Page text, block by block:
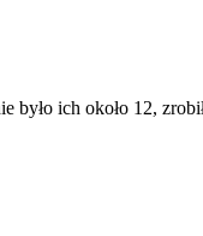
było ich około 12,